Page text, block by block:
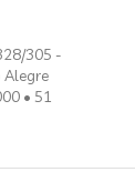
305 -
• 51